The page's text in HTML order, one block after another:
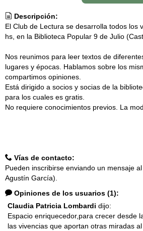
Descripción:
El Club de Lectura se desarrolla todos los
hs, en la Biblioteca Popular 9 de Julio
Nos reunimos para leer textos de
lugares y épocas. Hablamos sobre los
compartimos opiniones.
Está dirigido a socios y socias de la
para los cuales es gratis.
No requiere conocimientos previos. La
Vías de contacto:
Pueden inscribirse enviando un mensaje
Agustín García).
Opiniones de los usuarios (1):
Claudia Patricia Lombardi dijo:
Espacio enriquecedor,para crecer desde
las vivencias que aportan otras miradas